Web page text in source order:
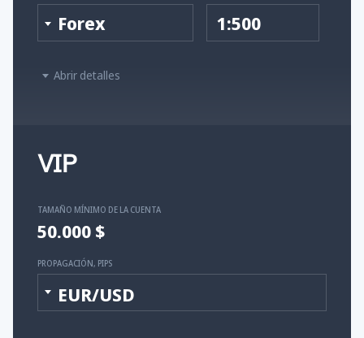
Abrir detalles
Forex 1:500
VIP
TAMAÑO MÍNIMO DE LA CUENTA
50.000 $
PROPAGACIÓN, PIPS
EUR/USD